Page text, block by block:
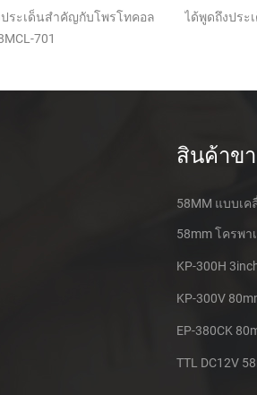
ได้พูดถึงประเด็นสำคัญกับ APS-SS205
สินค้าข